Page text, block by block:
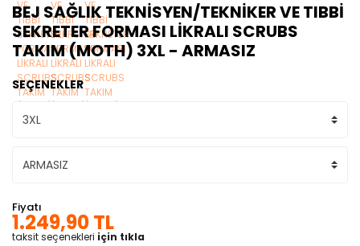
BEJ SAĞLIK TEKNİSYEN/TEKNİKER VE TIBBİ
SEKRETER FORMASI LİKRALI SCRUBS
TAKIM (MOTH) 3XL - ARMASIZ
SEÇENEKLER
Fiyatı
1.249,90 TL
taksit seçenekleri için tıkla